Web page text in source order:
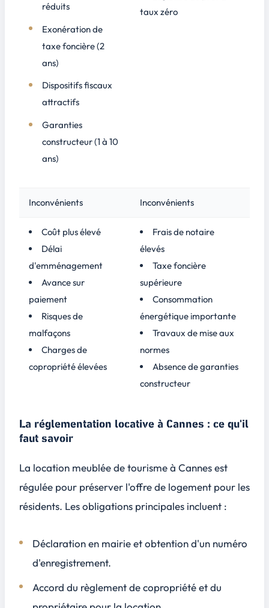
réduits
Exonération de
taxe foncière (2
ans)
Dispositifs fiscaux
attractifs
Garanties
constructeur (1 à 10
ans)
taux zéro
Inconvénients Inconvénients
Coût plus élevé
Délai
d'emménagement
Avance sur
paiement
Risques de
malfaçons
Charges de
copropriété élevées
Frais de notaire
élevés
Taxe foncière
supérieure
Consommation
énergétique importante
Travaux de mise aux
normes
Absence de garanties
constructeur
La réglementation locative à Cannes : ce qu'il
faut savoir
La location meublée de tourisme à Cannes est
régulée pour préserver l'offre de logement pour les
résidents. Les obligations principales incluent :
Déclaration en mairie et obtention d'un numéro
d'enregistrement.
Accord du règlement de copropriété et du